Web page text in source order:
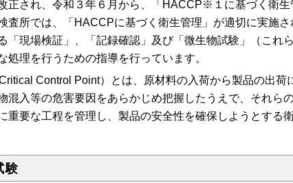
正され、令和３年６月から、「HACCP※１に基づく衛生
査所では、「HACCPに基づく衛生管理」が適切に実施さ
「現場検証」、「記録確認」及び「微生物試験」（これ
処理を行うための指導を行っています。
Control Point）とは、原材料の入荷から製品の出荷
混入等の危害要因をあらかじめ把握したうえで、それら
重要な工程を管理し、製品の安全性を確保しようとする
験